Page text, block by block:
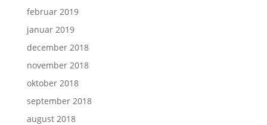
februar 2019
januar 2019
december 2018
november 2018
oktober 2018
september 2018
august 2018